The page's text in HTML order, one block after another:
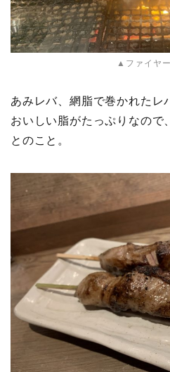
▲ファイヤ
あみレバ、網脂で巻かれたレ
おいしい脂がたっぷりなので
とのこと。